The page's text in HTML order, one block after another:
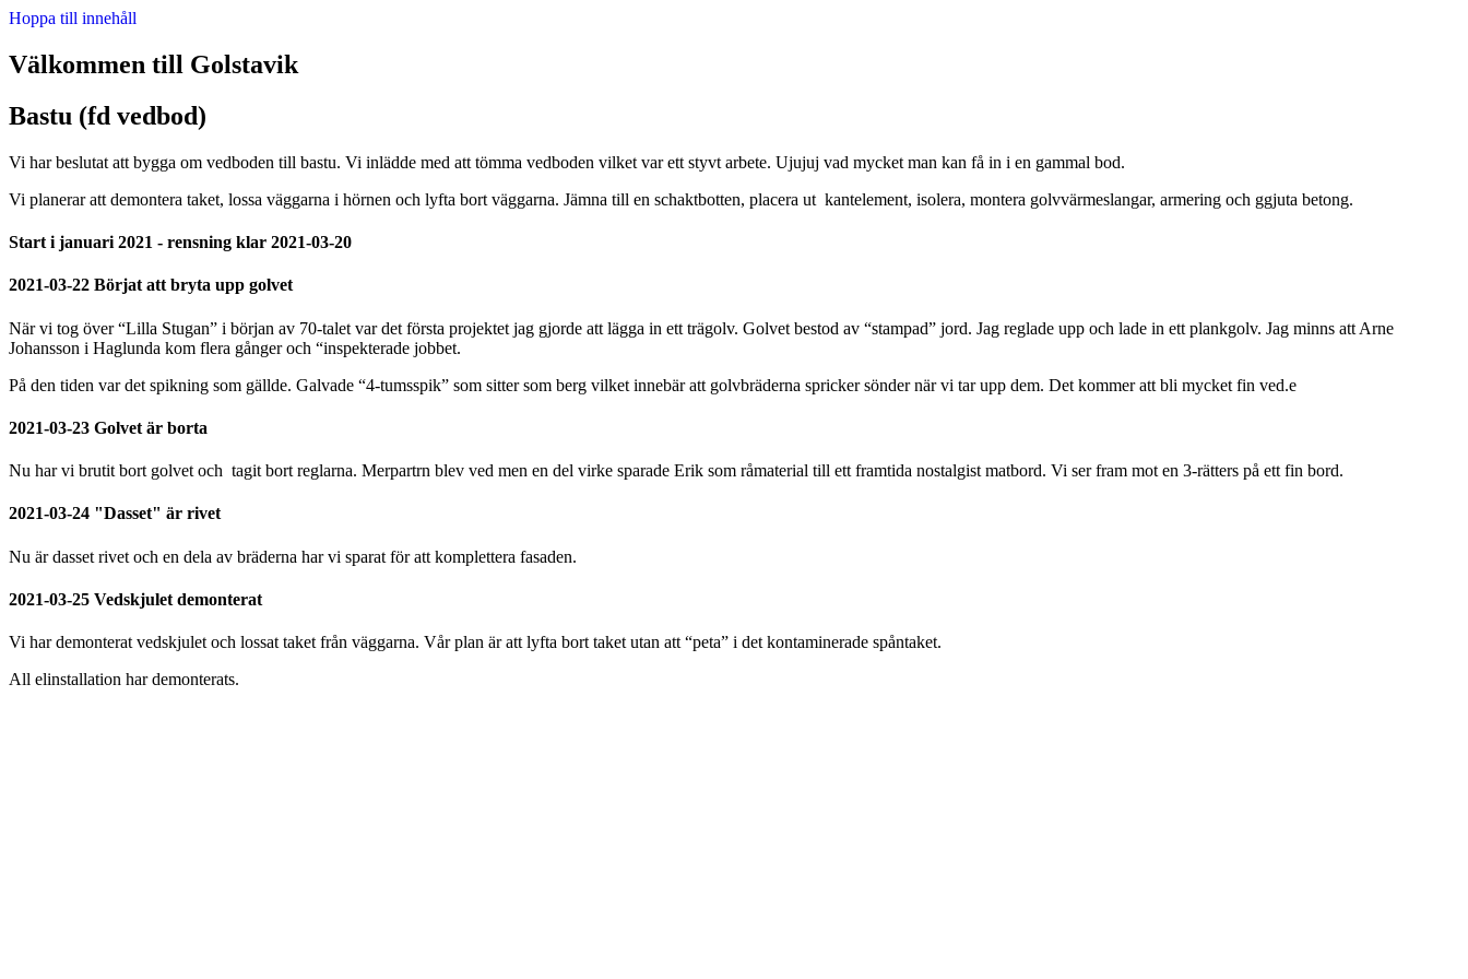
Hoppa till innehåll
Välkommen till Golstavik
Bastu (fd vedbod)
Vi har beslutat att bygga om vedboden till bastu. Vi inlädde med att tömma vedboden vilket var ett styvt arbete. Ujujuj vad mycket man kan få in i en gammal bod.
Vi planerar att demontera taket, lossa väggarna i hörnen och lyfta bort väggarna. Jämna till en schaktbotten, placera ut kantelement, isolera, montera golvvärmeslangar, armering och ggjuta betong.
Start i januari 2021 - rensning klar 2021-03-20
2021-03-22 Börjat att bryta upp golvet
När vi tog över “Lilla Stugan” i början av 70-talet var det första projektet jag gjorde att lägga in ett trägolv. Golvet bestod av “stampad” jord. Jag reglade upp och lade in ett plankgolv. Jag minns att Arne
Johansson i Haglunda kom flera gånger och “inspekterade jobbet.
På den tiden var det spikning som gällde. Galvade “4-tumsspik” som sitter som berg vilket innebär att golvbräderna spricker sönder när vi tar upp dem. Det kommer att bli mycket fin ved.e
2021-03-23 Golvet är borta
Nu har vi brutit bort golvet och tagit bort reglarna. Merpartrn blev ved men en del virke sparade Erik som råmaterial till ett framtida nostalgist matbord. Vi ser fram mot en 3-rätters på ett fin bord.
2021-03-24 "Dasset" är rivet
Nu är dasset rivet och en dela av bräderna har vi sparat för att komplettera fasaden.
2021-03-25 Vedskjulet demonterat
Vi har demonterat vedskjulet och lossat taket från väggarna. Vår plan är att lyfta bort taket utan att “peta” i det kontaminerade spåntaket.
All elinstallation har demonterats.